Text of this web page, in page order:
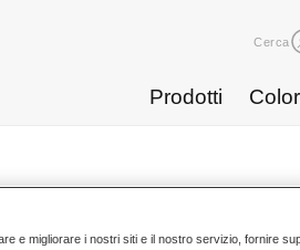
Cerca
Prodotti
e migliorare i nostri siti e il nostro servizio, fornire